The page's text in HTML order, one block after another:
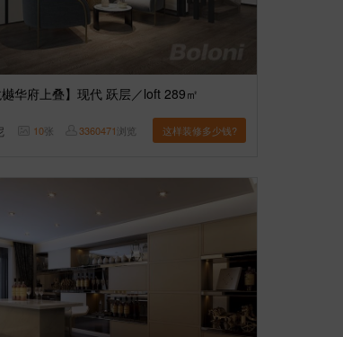
樾华府上叠】现代 跃层／loft 289㎡
10张 3360471浏览 这样装修多少钱?